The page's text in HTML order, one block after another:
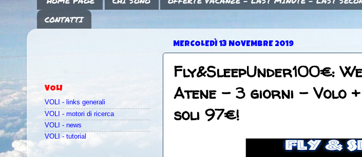
CONTATTI
MERCOLEDÌ 13 NOVEMBRE 2019
Fly&SleepUnder100€:
Atene - 3 giorni - Volo
soli 97€!
VOLI
VOLI - links generali
VOLI - motori di ricerca
VOLI - news
VOLI - tutorial